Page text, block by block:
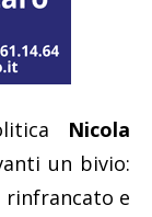
Nicola
un bivio:
rinfrancato e